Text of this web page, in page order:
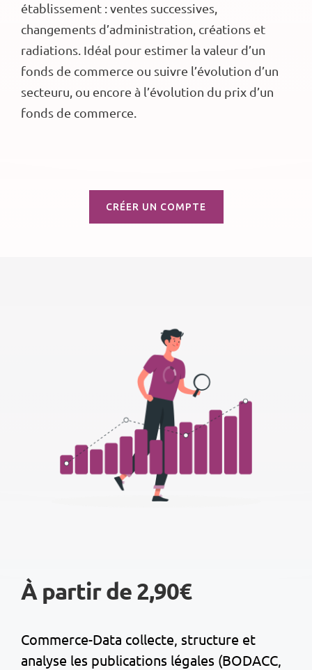
établissement : ventes successives,
changements d’administration, créations et
radiations. Idéal pour estimer la valeur d’un
fonds de commerce ou suivre l’évolution d’un
secteuru, ou encore à l’évolution du prix d’un
fonds de commerce.
CRÉER UN COMPTE
À partir de 2,90€
Commerce-Data collecte, structure et
analyse les publications légales (BODACC,